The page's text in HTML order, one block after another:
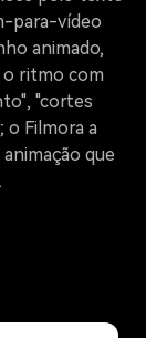
para-vídeo
animado,
o ritmo com
"cortes
o Filmora a
que